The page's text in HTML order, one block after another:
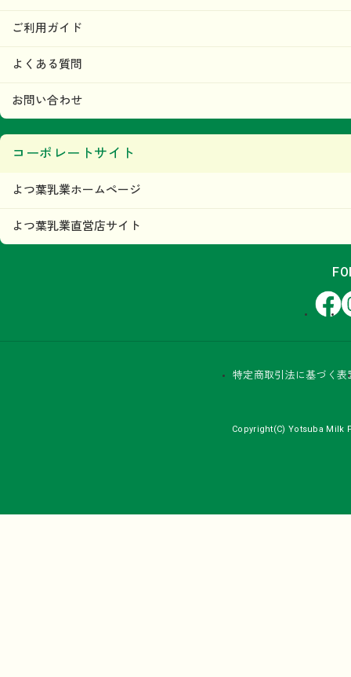
ご利用ガイド
よくある質問
お問い合わせ
コーポレートサイト
よつ葉乳業ホームページ
よつ葉乳業直営店サイト
Facebook
特定商取引法に基づく表
Copyright(C) Yotsuba Milk